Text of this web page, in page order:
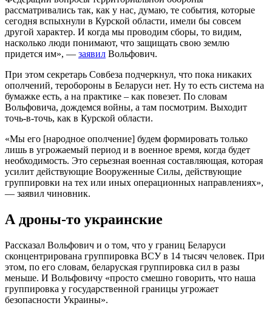
рассматривались так, как у нас, думаю, те события, которые
сегодня вспыхнули в Курской области, имели бы совсем
другой характер. И когда мы проводим сборы, то видим,
насколько люди понимают, что защищать свою землю
придется им», — заявил Вольфович.
При этом секретарь Совбеза подчеркнул, что пока никаких
ополчений, теробороны в Беларуси нет. Ну то есть система на
бумажке есть, а на практике – как повезет. По словам
Вольфовича, дождемся войны, а там посмотрим. Выходит
точь-в-точь, как в Курской области.
«Мы его [народное ополчение] будем формировать только
лишь в угрожаемый период и в военное время, когда будет
необходимость. Это серьезная военная составляющая, которая
усилит действующие Вооруженные Силы, действующие
группировки на тех или иных операционных направлениях»,
— заявил чиновник.
А дроны-то украинские
Рассказал Вольфович и о том, что у границ Беларуси
сконцентрирована группировка ВСУ в 14 тысяч человек. При
этом, по его словам, беларуская группировка сил в разы
меньше. И Вольфовичу «просто смешно говорить, что наша
группировка у государственной границы угрожает
безопасности Украины».